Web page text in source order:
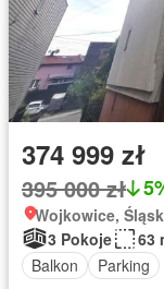
374 999 zł
395 000 zł
Wojkowice,
3 Pokoje
63
Balkon
Parking